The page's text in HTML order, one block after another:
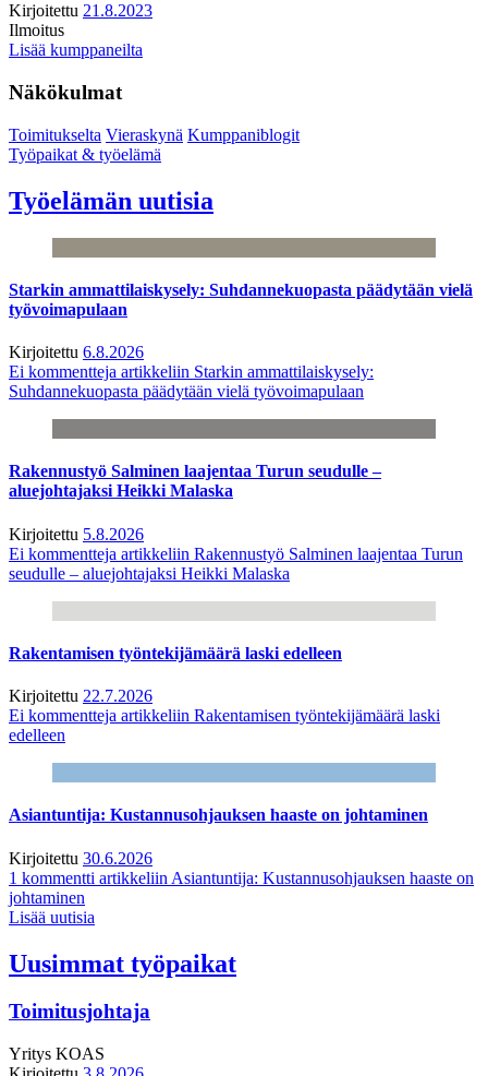
Kirjoitettu 21.8.2023
Ilmoitus
Lisää kumppaneilta
Näkökulmat
Toimitukselta Vieraskynä Kumppaniblogit
Työpaikat & työelämä
Työelämän uutisia
Starkin ammattilaiskysely: Suhdannekuopasta päädytään vielä
työvoimapulaan
Kirjoitettu 6.8.2026
Ei kommentteja artikkeliin Starkin ammattilaiskysely:
Suhdannekuopasta päädytään vielä työvoimapulaan
Rakennustyö Salminen laajentaa Turun seudulle –
aluejohtajaksi Heikki Malaska
Kirjoitettu 5.8.2026
Ei kommentteja artikkeliin Rakennustyö Salminen laajentaa Turun
seudulle – aluejohtajaksi Heikki Malaska
Rakentamisen työntekijämäärä laski edelleen
Kirjoitettu 22.7.2026
Ei kommentteja artikkeliin Rakentamisen työntekijämäärä laski
edelleen
Asiantuntija: Kustannusohjauksen haaste on johtaminen
Kirjoitettu 30.6.2026
1 kommentti artikkeliin Asiantuntija: Kustannusohjauksen haaste on
johtaminen
Lisää uutisia
Uusimmat työpaikat
Toimitusjohtaja
Yritys KOAS